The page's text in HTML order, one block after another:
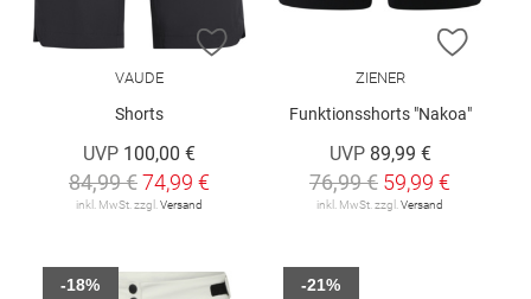
ZUR WUNSCHLISTE HINZUFÜGEN
VAUDE
Shorts
UVP 100,00 €
84,99 €74,99 €
inkl. MwSt. zzgl.Versand
ZUR
ZIENER
Funktionsshorts "Nakoa"
UVP 89,99 €
76,99 € 59,99 €
inkl. MwSt. zzgl.Versand
-18% -21%